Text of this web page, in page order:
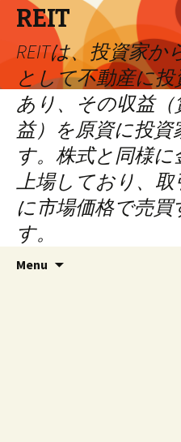
REIT
REITは、投資家
として不動産に
あり、その収益
益）を原資に投
す。株式と同様
上場しており、
に市場価格で売
す。
Menu